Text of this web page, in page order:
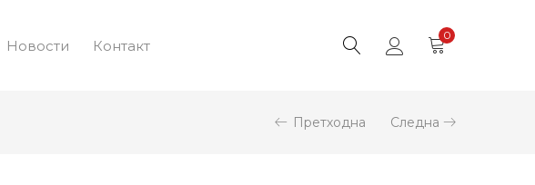
Новости Контакт
0
Претходна Следна